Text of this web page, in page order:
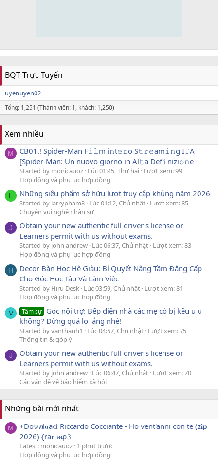
BQT Trực Tuyến
uyenuyen02
Tổng: 1,251 (Thành viên: 1, khách: 1,250)
Xem nhiều
M
CB01.! Spider-Man F𝚒𝚕m i𝚗t𝚎𝚛o S𝚝𝚛𝚎am𝚒𝚗g I𝚃A
[Spider-Man: Un nuovo giorno in Al𝚝a Def𝚒nizi𝚘𝚗e
Started by monicauoz Lúc 01:45, Thứ hai Lượt xem: 99
Hợp đồng và phụ lục hợp đồng
L Những siêu phẩm sở hữu lượt truy cập khủng năm 2026
Started by larrypham3 Lúc 01:12, Chủ nhật Lượt xem: 85
Chuyện vui nghề nhân sự
J
Obtain your new authentic full driver's license or
Learners permit with us without exams.
Started by john andrew Lúc 06:37, Chủ nhật Lượt xem: 83
Hợp đồng và phụ lục hợp đồng
H
Decor Bàn Học Hệ Giàu: Bí Quyết Nâng Tầm Đẳng Cấp
Cho Góc Học Tập Và Làm Việc
Started by Hiru Desk Lúc 03:59, Chủ nhật Lượt xem: 81
Hợp đồng và phụ lục hợp đồng
V Tâm sự Góc nội trợ: Bếp điện nhà các mẹ có bị kêu u u
không? Đừng quá lo lắng nhé!
Started by vanthanh1 Lúc 04:57, Chủ nhật Lượt xem: 75
Thông tin & góp ý
J
Obtain your new authentic full driver's license or
Learners permit with us without exams.
Started by john andrew Lúc 06:47, Chủ nhật Lượt xem: 70
Các vấn đề về bảo hiểm xã hội
Những bài mới nhất
M
+Do𝚠𝙣l𝐨a𝚍 Riccardo Cocciante - Ho vent'anni con te (z𝐢𝗽
2026) {ra𝐫 𝓶p𝟹
Latest: monicauoz 1 phút trước
Hợp đồng và phụ lục hợp đồng